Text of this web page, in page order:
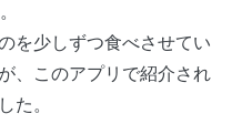
を少しずつ食べさせてい
、このアプリで紹介され
た。